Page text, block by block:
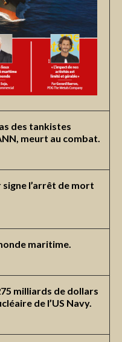
des tankistes
meurt au combat.
signe l’arrêt de mort
maritime.
milliards de dollars
de l’US Navy.